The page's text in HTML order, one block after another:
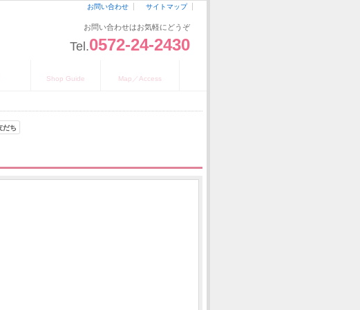
お問い合わせはお気軽にどうぞ
Tel.0572-24-2430
お問い合わせ サイトマップ
Shop Guide Map／Access